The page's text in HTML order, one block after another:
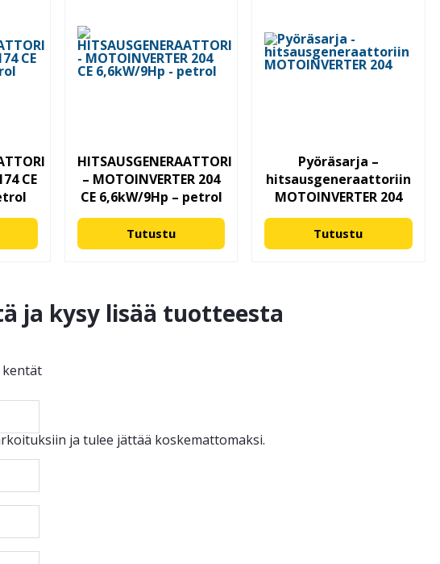
CE
HITSAUSGENERAATTORI
– MOTOINVERTER 204
CE 6,6kW/9Hp – petrol
Tutustu
Pyöräsarja –
hitsausgeneraattoriin
MOTOINVERTER 204
Tutustu
ja kysy lisää tuotteesta
kentät
ja tulee jättää koskemattomaksi.